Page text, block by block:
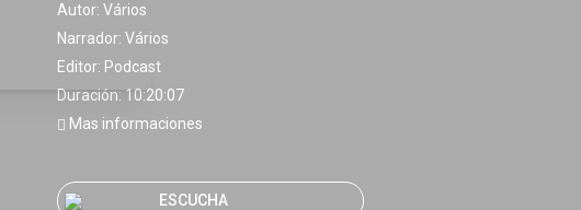
Autor: Vários
Narrador: Vários
Editor: Podcast
Duración: 10:20:07
Mas informaciones
ESCUCHA